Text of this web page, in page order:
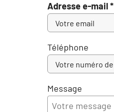
Adresse e-mail *
Téléphone
Message